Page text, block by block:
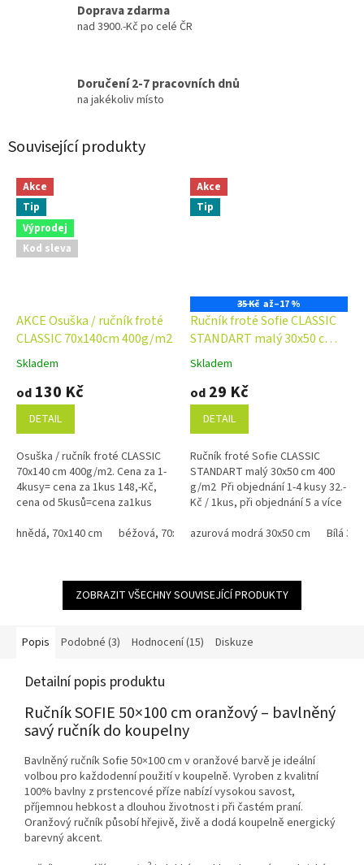
Doprava zdarma
nad 3900.-Kč po celé ČR
Doručení 2-7 pracovních dnů
na jakékoliv místo
Související produkty
Akce
Tip
Výprodej
Kod sleva
AKCE Osuška / ručník froté
CLASSIC 70x140cm 400g/m2
Průměrné
produktu
4,9
5
hvězdiček.
Skladem
od 130 Kč
DETAIL
Osuška / ručník froté CLASSIC
70x140 cm 400g/m2. Cena za 1-
4kusy= cena za 1kus 148,-Kč,
cena od 5kusů=cena za1kus
žlutá barva od 135.-Kč ,...
hnědá, 70x140 cm béžová, 70x140 cm černá, 70x140 cm
Akce
Tip
35 Kč až–17 %
Ručník froté Sofie CLASSIC
STANDART malý 30x50 cm
400 g/m2
Průměrné
produktu
4,7
5
hvězdiček.
Skladem
od 29 Kč
DETAIL
Ručník froté Sofie CLASSIC
STANDART malý 30x50 cm 400
g/m2 Při objednání 1-4 kusy 32.-
Kč / 1kus, při objednání 5 a více
béžová a žlutá...
azurová modrá 30x50 cm Bílá
ZOBRAZIT VŠECHNY SOUVISEJÍCÍ PRODUKTY
Popis Podobné (3) Hodnocení (15) Diskuze
Detailní popis produktu
Ručník SOFIE 50×100 cm oranžový – bavlněný
savý ručník do koupelny
Bavlněný ručník Sofie 50×100 cm v oranžové barvě je ideální
volbou pro každodenní použití v koupelně. Vyroben z kvalitní
100% bavlny z prstencové příze nabízí vysokou savost,
příjemnou hebkost a dlouhou životnost i při častém praní.
Oranžový ručník působí hřejivě, živě a dodá koupelně energický
barevný akcent.